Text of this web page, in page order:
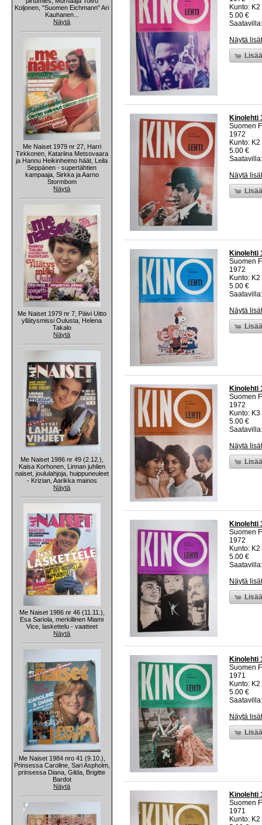
Koljonen, "Suomen Eichmann" Ari
Kauhanen...
Näytä
Me Naiset 1979 nr 27, Harri
Tirkkonen, Katariina Metsovaara
ja Hannu Heikinheimo häät, Leila
Seppänen - supertähtien
kampaaja, Sirkka ja Aarno
Stormbom
Näytä
Me Naiset 1979 nr 7, Päivi Uitto
yllätysmissi Oulusta, Helena
Takalo
Näytä
Me Naiset 1986 nr 49 (2.12.),
Kaisa Korhonen, Linnan juhlien
naiset, joululahjoja, huippuneuleet
- Krizian, Aarikka mainos
Näytä
Me Naiset 1986 nr 46 (11.11.),
Esa Sariola, merkillinen Miami
Vice, laskettelu - vaatteet
Näytä
Me Naiset 1984 nro 41 (9.10.),
Prinsessa Caroline, Sari Aspholm,
prinsessa Diana, Gilda, Brigitte
Bardot
Näytä
Kunto:
5.00 €
Näytä
Kinolehti
Suomen
1972
Kunto:
5.00 €
Näytä
Kinolehti
Suomen
1972
Kunto:
5.00 €
Näytä
Kinolehti
Suomen
1972
Kunto:
5.00 €
Näytä
Kinolehti
Suomen
1972
Kunto:
5.00 €
Näytä
Kinolehti
Suomen
1971
Kunto:
5.00 €
Näytä
Kinolehti
Suomen
1971
Kunto: